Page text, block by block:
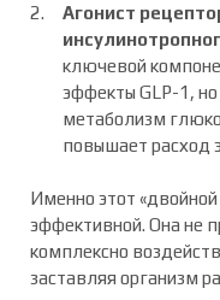
Агонист
ключевой
эффекты GLP-1,
метаболизм
повышает расход
Именно этот
эффективной. Она не
комплексно
заставляя организм